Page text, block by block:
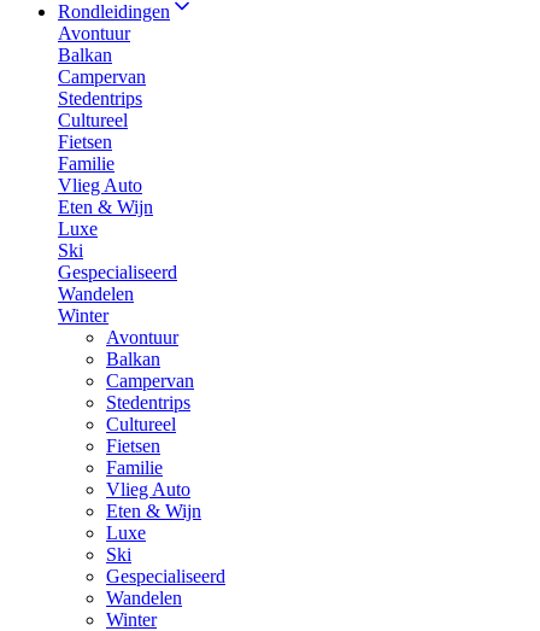
Rondleidingen
Avontuur
Balkan
Campervan
Stedentrips
Cultureel
Fietsen
Familie
Vlieg Auto
Eten & Wijn
Luxe
Ski
Gespecialiseerd
Wandelen
Winter
Avontuur
Balkan
Campervan
Stedentrips
Cultureel
Fietsen
Familie
Vlieg Auto
Eten & Wijn
Luxe
Ski
Gespecialiseerd
Wandelen
Winter